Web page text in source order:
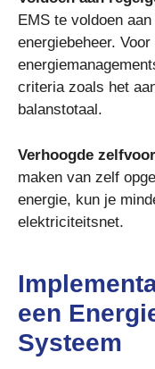
EMS te voldoen
energiebeheer.
criteria zoals het
balanstotaal.
Verhoogde
maken van zelf
energie, kun je
elektriciteitsnet.
een
Systeem